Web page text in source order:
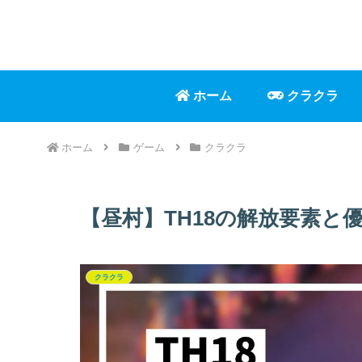
ホーム クラクラ
ホーム ゲーム クラクラ
【昼村】TH18の解放要素と
クラクラ